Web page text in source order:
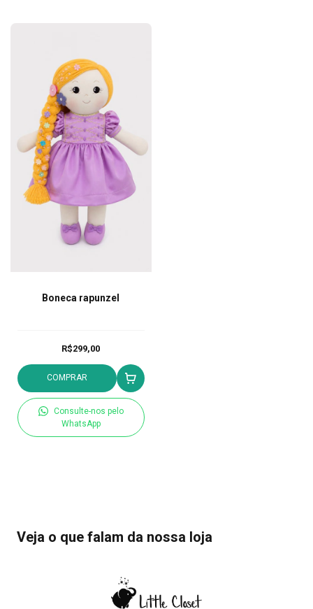
Boneca rapunzel
R$299,00
COMPRAR
Consulte-nos pelo
WhatsApp
Veja o que falam da nossa loja